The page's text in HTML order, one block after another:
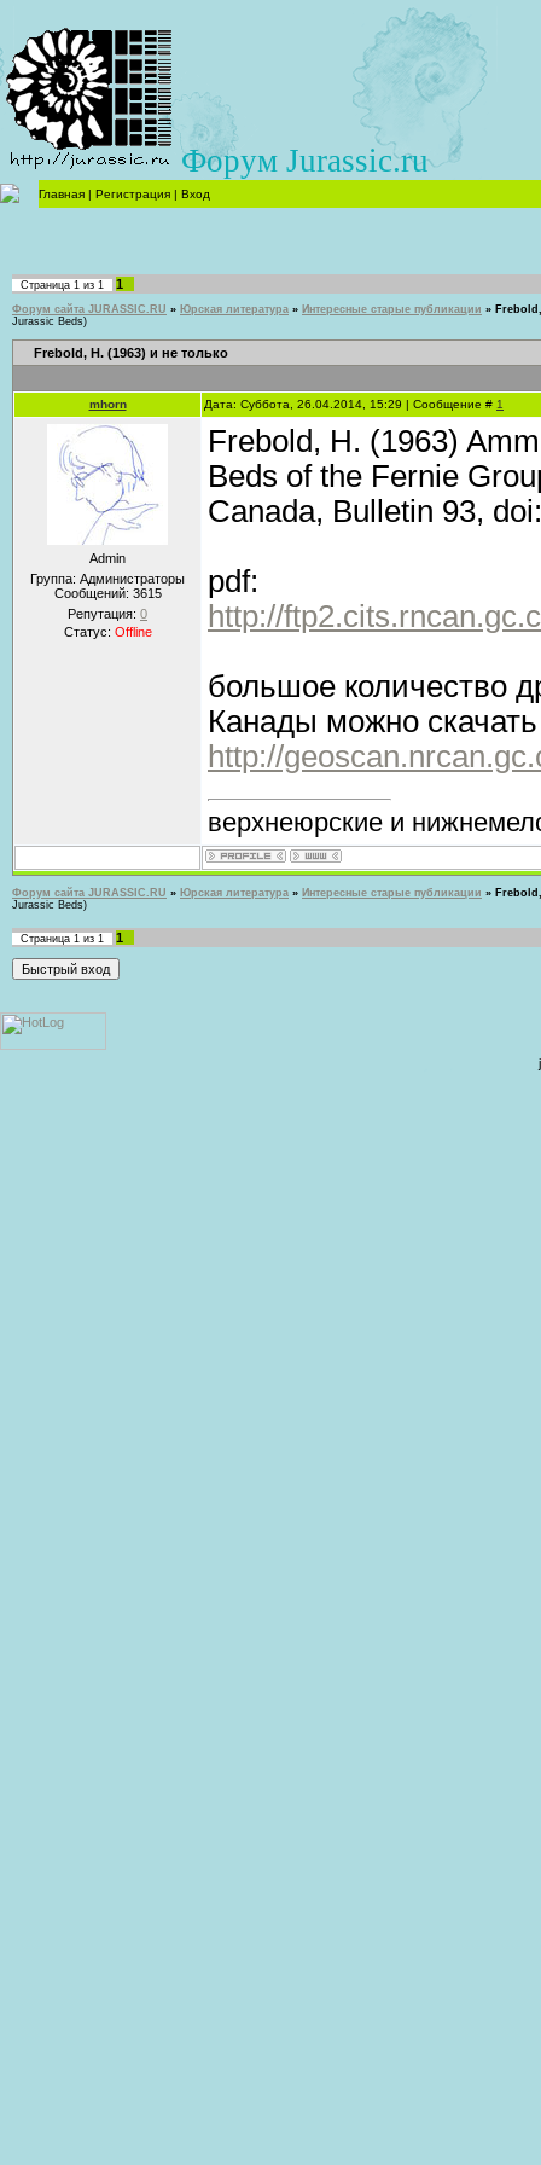
Форум Jurassic.ru
Главная | Регистрация | Вход
Страница 1 из 1 1
Форум сайта JURASSIC.RU » Юрская литература » Интересные старые публикации »
Jurassic Beds)
Frebold, H. (1963) и не только
mhorn Дата: Суббота, 26.04.2014, 15:29 | Сообщение # 1
Admin
Группа: Администраторы
Сообщений: 3615
Репутация: 0
Статус: Offline
Frebold, H. (1963)
Beds of the Fernie
Canada, Bulletin 93,
pdf:
http://
большое количество
Канады можно
http://
верхнеюрские и
Форум сайта JURASSIC.RU » Юрская литература » Интересные старые публикации »
Jurassic Beds)
Страница 1 из 1 1